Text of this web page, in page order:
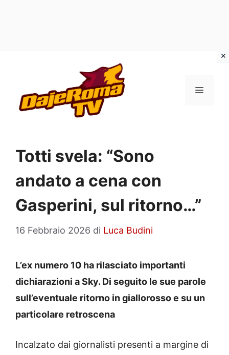
contenuto
MENU
Totti svela: “Sono
andato a cena con
Gasperini, sul ritorno…”
16 Febbraio 2026 di Luca Budini
L’ex numero 10 ha rilasciato importanti
dichiarazioni a Sky. Di seguito le sue parole
sull’eventuale ritorno in giallorosso e su un
particolare retroscena
Incalzato dai giornalisti presenti a margine di